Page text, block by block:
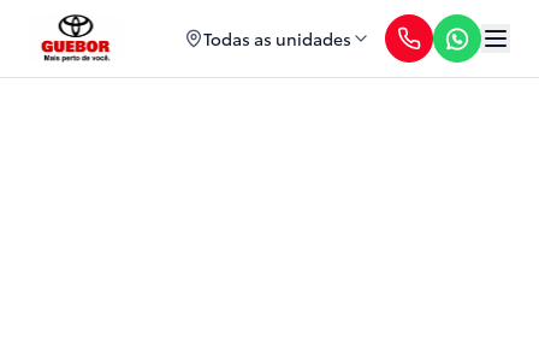
Todas as unidades